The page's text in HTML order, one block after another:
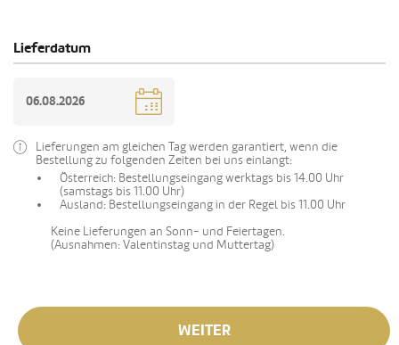
Lieferdatum
Lieferungen am gleichen Tag werden garantiert, wenn die
Bestellung zu folgenden Zeiten bei uns einlangt:
Österreich: Bestellungseingang werktags bis 14.00 Uhr
(samstags bis 11.00 Uhr)
Ausland: Bestellungseingang in der Regel bis 11.00 Uhr
Keine Lieferungen an Sonn- und Feiertagen.
(Ausnahmen: Valentinstag und Muttertag)
WEITER